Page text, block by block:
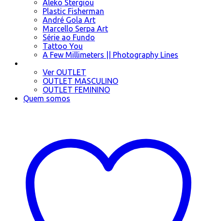
Aleko Stergiou
Plastic Fisherman
André Gola Art
Marcello Serpa Art
Série ao Fundo
Tattoo You
A Few Millimeters || Photography Lines
Ver OUTLET
OUTLET MASCULINO
OUTLET FEMININO
Quem somos